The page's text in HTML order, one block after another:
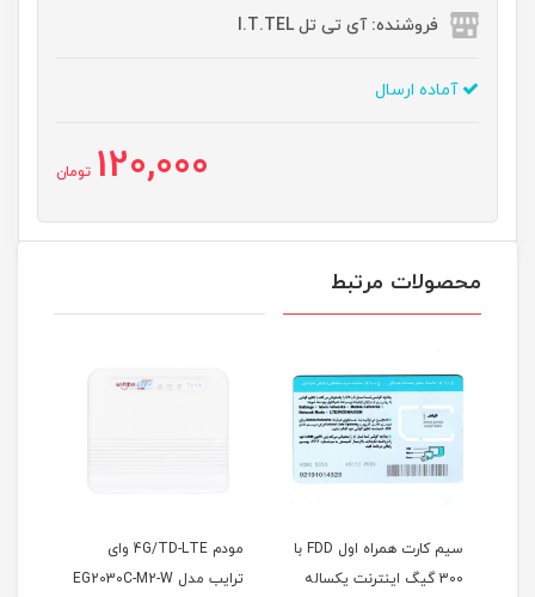
فروشنده: آی تی تل I.T.TEL
آماده ارسال
120,000 تومان
محصولات مرتبط
سیم کارت همراه اول FDD با
300 گیگ اینترنت یکساله
مودم 4G/TD-LTE وای
ترایب مدل EG2030C-M2-W